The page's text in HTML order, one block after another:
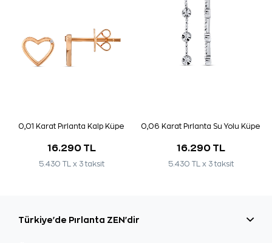
0,01 Karat Pırlanta Kalp Küpe
16.290 TL
5.430 TL x 3 taksit
0,06 Karat Pırlanta Su Yolu Küpe
16.290 TL
5.430 TL x 3 taksit
Türkiye'de Pırlanta ZEN'dir